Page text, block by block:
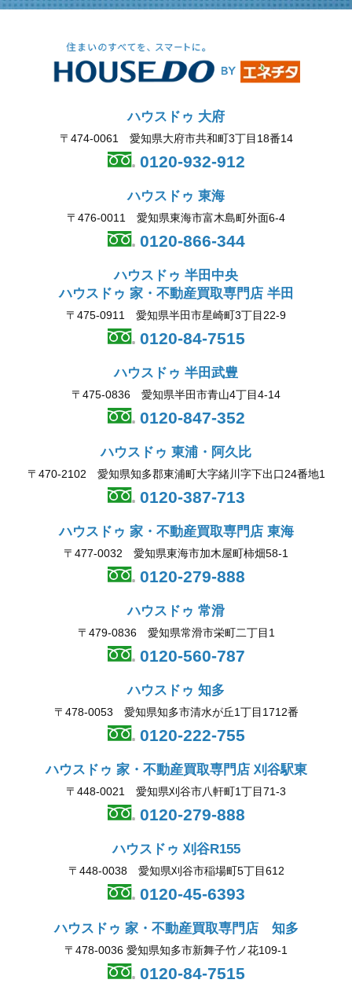
ハウスドゥ 大府
〒474-0061 愛知県大府市共和町3丁目18番14
0120-932-912
ハウスドゥ 東海
〒476-0011 愛知県東海市富木島町外面6-4
0120-866-344
ハウスドゥ 半田中央
ハウスドゥ 家・不動産買取専門店 半田
〒475-0911 愛知県半田市星崎町3丁目22-9
0120-84-7515
ハウスドゥ 半田武豊
〒475-0836 愛知県半田市青山4丁目4-14
0120-847-352
ハウスドゥ 東浦・阿久比
〒470-2102 愛知県知多郡東浦町大字緒川字下出口24番地1
0120-387-713
ハウスドゥ 家・不動産買取専門店 東海
〒477-0032 愛知県東海市加木屋町柿畑58-1
0120-279-888
ハウスドゥ 常滑
〒479-0836 愛知県常滑市栄町二丁目1
0120-560-787
ハウスドゥ 知多
〒478-0053 愛知県知多市清水が丘1丁目1712番
0120-222-755
ハウスドゥ 家・不動産買取専門店 刈谷駅東
〒448-0021 愛知県刈谷市八軒町1丁目71-3
0120-279-888
ハウスドゥ 刈谷R155
〒448-0038 愛知県刈谷市稲場町5丁目612
0120-45-6393
ハウスドゥ 家・不動産買取専門店 知多
〒478-0036 愛知県知多市新舞子竹ノ花109-1
0120-84-7515